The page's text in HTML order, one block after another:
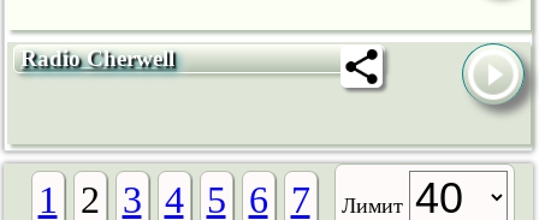
Radio Cherwell
1 2 3 4 5 6 7 Лимит